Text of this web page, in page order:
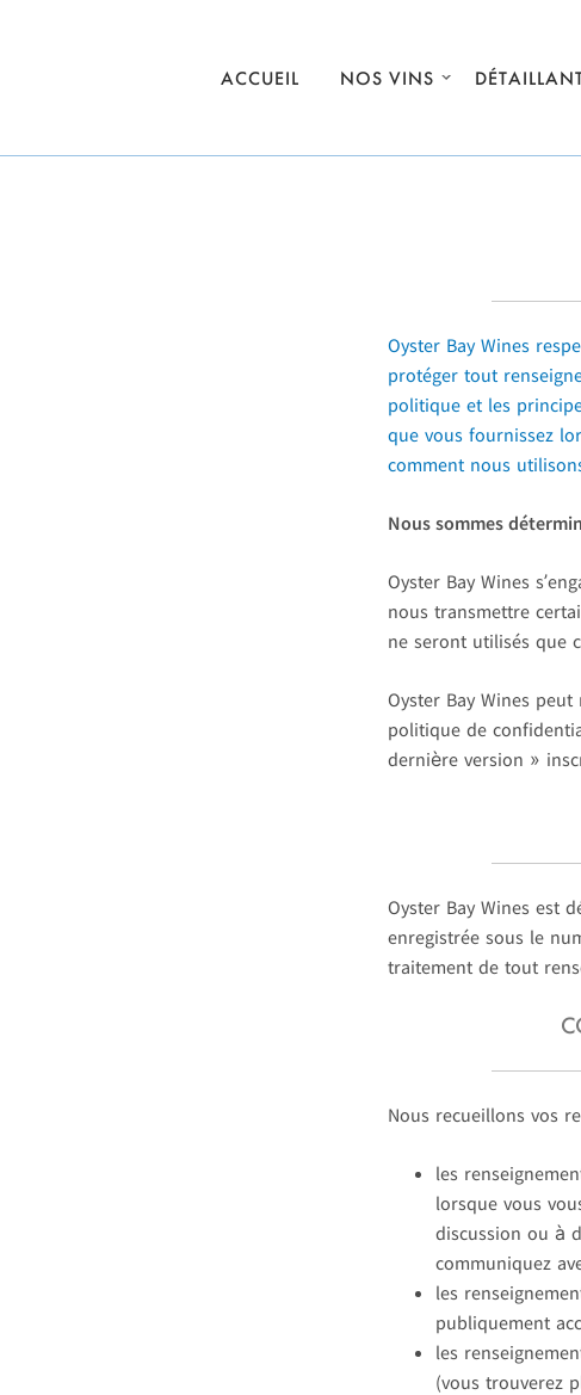
ACCUEIL NOS VINS
Oyster Bay Wines
protéger tout
politique et les
que vous fournissez
comment nous
Nous sommes
Oyster Bay Wines
nous transmettre
ne seront utilisés que
Oyster Bay Wines
politique de
dernière version »
Oyster Bay Wines est
enregistrée sous le
traitement de tout
Nous recueillons vos
les
lorsque vous
discussion ou à
communiquez
les
publiquement
les
(vous trouverez